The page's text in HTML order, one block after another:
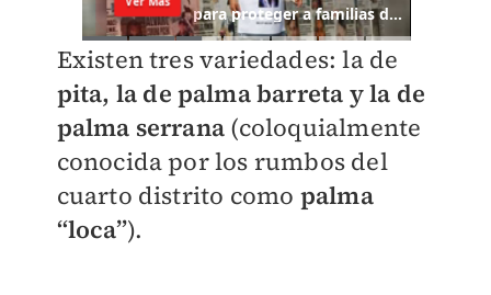
Existen tres variedades: la de
pita, la de palma barreta y la de
palma serrana (coloquialmente
conocida por los rumbos del
cuarto distrito como palma
“loca”).